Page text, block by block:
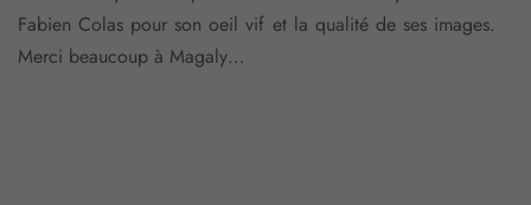
Fabien Colas pour son oeil vif et la qualité de ses images.
Merci beaucoup à Magaly…